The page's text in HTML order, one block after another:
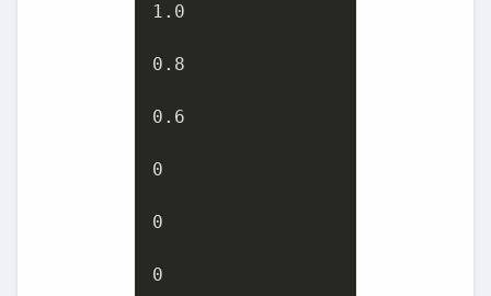
1.0
0.8
0.6
0
0
0